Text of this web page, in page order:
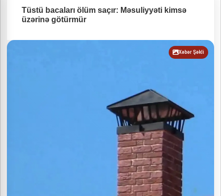
Tüstü bacaları ölüm saçır: Məsuliyyəti kimsə
üzərinə götürmür
Xəbər Şəkli